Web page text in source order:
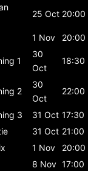
25 Oct 20:00
1 Nov 20:00
1
30
Oct
18:30
2
30
Oct
22:00
3 31 Oct 17:30
31 Oct 21:00
1 Nov
20:00
8 Nov 17:00